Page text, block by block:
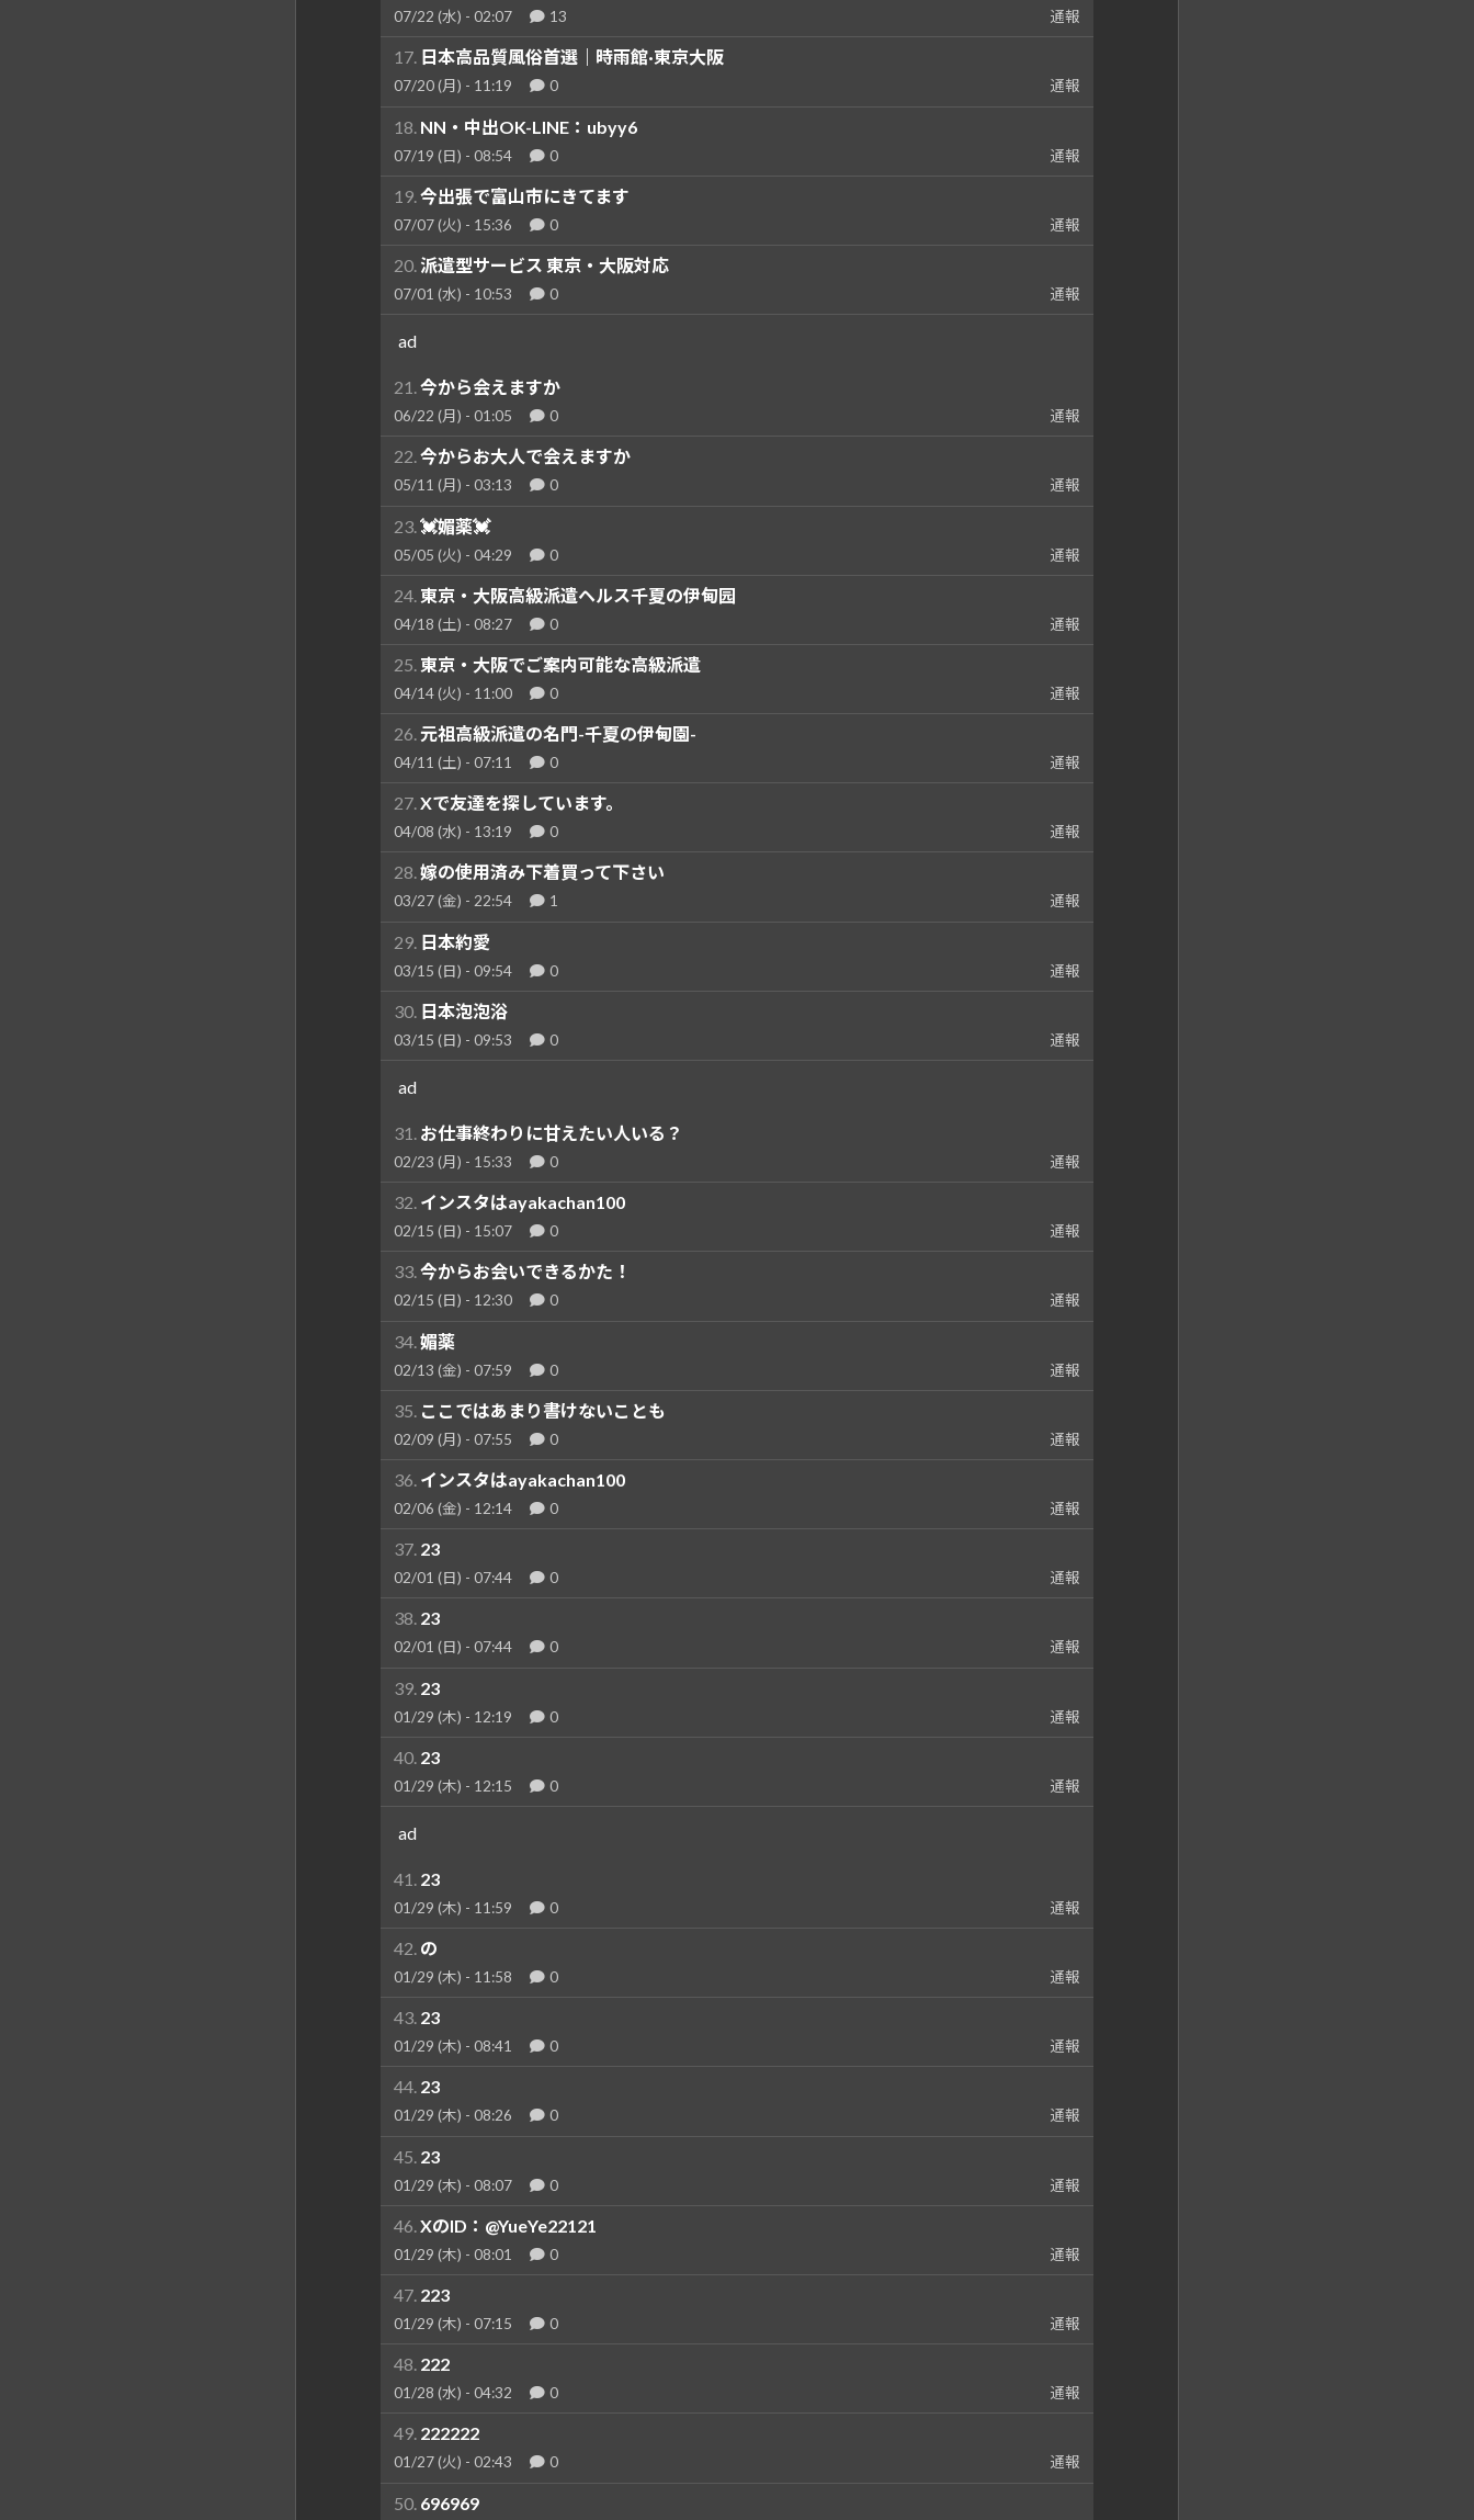
07/22 (水) - 02:07 13 通報
17. 日本高品質風俗首選｜時雨館·東京大阪
07/20 (月) - 11:19 0 通報
18. NN・中出OK-LINE：ubyy6
07/19 (日) - 08:54 0 通報
19. 今出張で富山市にきてます
07/07 (火) - 15:36 0 通報
20. 派遣型サービス 東京・大阪対応
07/01 (水) - 10:53 0 通報
ad
21.今から会えますか
06/22 (月) - 01:05 0 通報
22.今からお大人で会えますか
05/11 (月) - 03:13 0 通報
23. 💓媚薬💓
05/05 (火) - 04:29 0 通報
24. 東京・大阪高級派遣ヘルス千夏の伊甸园
04/18 (土) - 08:27 0 通報
25. 東京・大阪でご案内可能な高級派遣
04/14 (火) - 11:00 0 通報
26.元祖高級派遣の名門-千夏の伊甸園-
04/11 (土) - 07:11 0 通報
27.Xで友達を探しています。
04/08 (水) - 13:19 0 通報
28.嫁の使用済み下着買って下さい
03/27 (金) - 22:54 1 通報
29. 日本約愛
03/15 (日) - 09:54 0 通報
30. 日本泡泡浴
03/15 (日) - 09:53 0 通報
ad
31. お仕事終わりに甘えたい人いる？
02/23 (月) - 15:33 0 通報
32. インスタはayakachan100
02/15 (日) - 15:07 0 通報
33.今からお会いできるかた！
02/15 (日) - 12:30 0 通報
34. 媚薬
02/13 (金) - 07:59 0 通報
35. ここではあまり書けないことも
02/09 (月) - 07:55 0 通報
36. インスタはayakachan100
02/06 (金) - 12:14 0 通報
37. 23
02/01 (日) - 07:44 0 通報
38. 23
02/01 (日) - 07:44 0 通報
39. 23
01/29 (木) - 12:19 0 通報
40. 23
01/29 (木) - 12:15 0 通報
ad
41. 23
01/29 (木) - 11:59 0 通報
42. の
01/29 (木) - 11:58 0 通報
43. 23
01/29 (木) - 08:41 0 通報
44. 23
01/29 (木) - 08:26 0 通報
45. 23
01/29 (木) - 08:07 0 通報
46.XのID：@YueYe22121
01/29 (木) - 08:01 0 通報
47. 223
01/29 (木) - 07:15 0 通報
48. 222
01/28 (水) - 04:32 0 通報
49. 222222
01/27 (火) - 02:43 0 通報
50. 696969